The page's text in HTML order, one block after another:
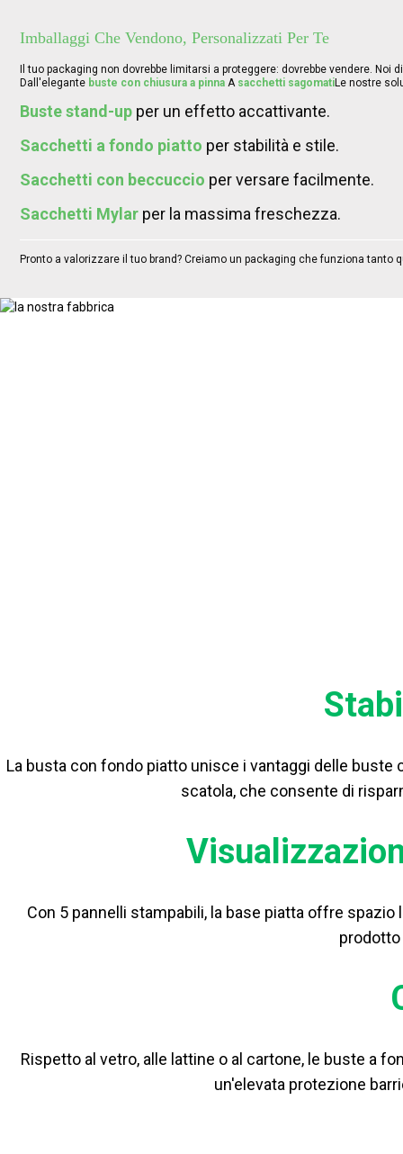
Imballaggi Che Vendono, Personalizzati Per Te
Il tuo packaging non dovrebbe limitarsi a proteggere: dovrebbe vendere.
Dall'elegante buste con chiusura a pinnaA sacchetti sagomatiLe nostre
Buste stand-upper un effetto accattivante.
Sacchetti a fondo piatto per stabilità e stile.
Sacchetti con beccuccio per versare facilmente.
Sacchetti Mylarper la massima freschezza.
Pronto a valorizzare il tuo brand? Creiamo un packaging che funziona tanto
La busta con fondo piatto unisce i vantaggi delle
scatola, che consente di
Con 5 pannelli stampabili, la base piatta offre
Rispetto al vetro, alle lattine o al cartone, le buste a
un'elevata protezione